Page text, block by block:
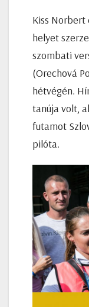
Kiss Norbert
helyet
szombati
(Orechová
hétvégén.
tanúja volt,
futamot
pilóta.